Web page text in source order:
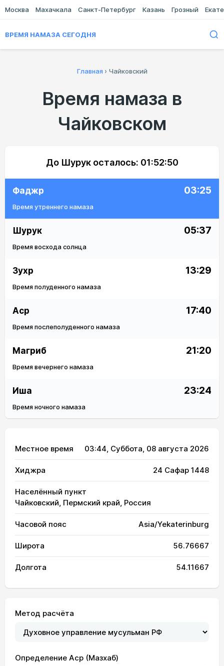
Москва Махачкала Санкт-Петербург Казань Грозный
ВРЕМЯ НАМАЗА СЕГОДНЯ
Главная › Чайковский
Время намаза в
Чайковском
До Шурук осталось: 01:52:50
Фаджр 03:25
Время утреннего намаза
Шурук 05:37
Время восхода солнца
Зухр 13:29
Время полуденного намаза
Аср 17:40
Время послеполуденного намаза
Магриб 21:20
Время вечернего намаза
Иша 23:24
Время ночного намаза
Местное время 03:44, Суббота, 08 августа 2026
Хиджра 24 Сафар 1448
Населённый пункт
Чайковский, Пермский край, Россия
Часовой пояс Asia/Yekaterinburg
Широта 56.76667
Долгота 54.11667
Метод расчёта
Определение Аср (Мазхаб)